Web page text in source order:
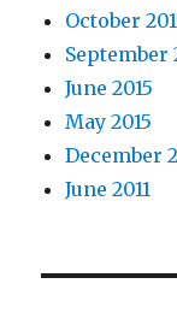
October
September
June 2015
May 2015
December
June 2011